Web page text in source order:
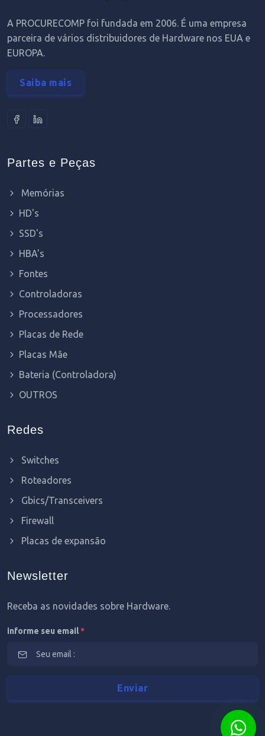
A PROCURECOMP foi fundada em 2006. É uma empresa
parceira de vários distribuidores de Hardware nos EUA e
EUROPA.
Saiba mais
Partes e Peças
Memórias
HD's
SSD's
HBA's
Fontes
Controladoras
Processadores
Placas de Rede
Placas Mãe
Bateria (Controladora)
OUTROS
Redes
Switches
Roteadores
Gbics/Transceivers
Firewall
Placas de expansão
Newsletter
Receba as novidades sobre Hardware.
informe seu email*